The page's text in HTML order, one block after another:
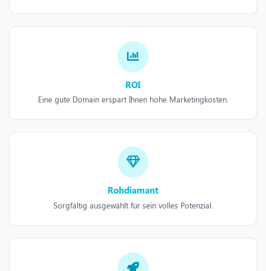
ROI
Eine gute Domain erspart Ihnen hohe Marketingkosten.
Rohdiamant
Sorgfältig ausgewählt für sein volles Potenzial.